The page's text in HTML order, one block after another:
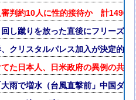
審判約10人に性的接待か 計1496
回し蹴りを放った直後にフリーズｗ
クリスタルパレス加入が決定的
てた日本人、日米政府の異例の共
雨で増水（台風直撃前」中国ダ